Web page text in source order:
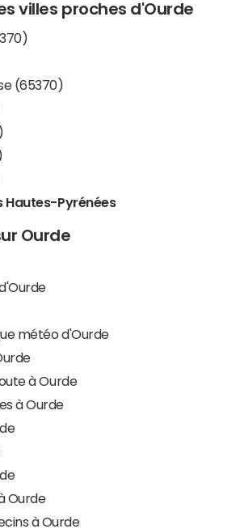
villes proches d'Ourde
(65370)
Hautes-Pyrénées
Ourde
météo d'Ourde
à Ourde
à Ourde
Ourde
à Ourde